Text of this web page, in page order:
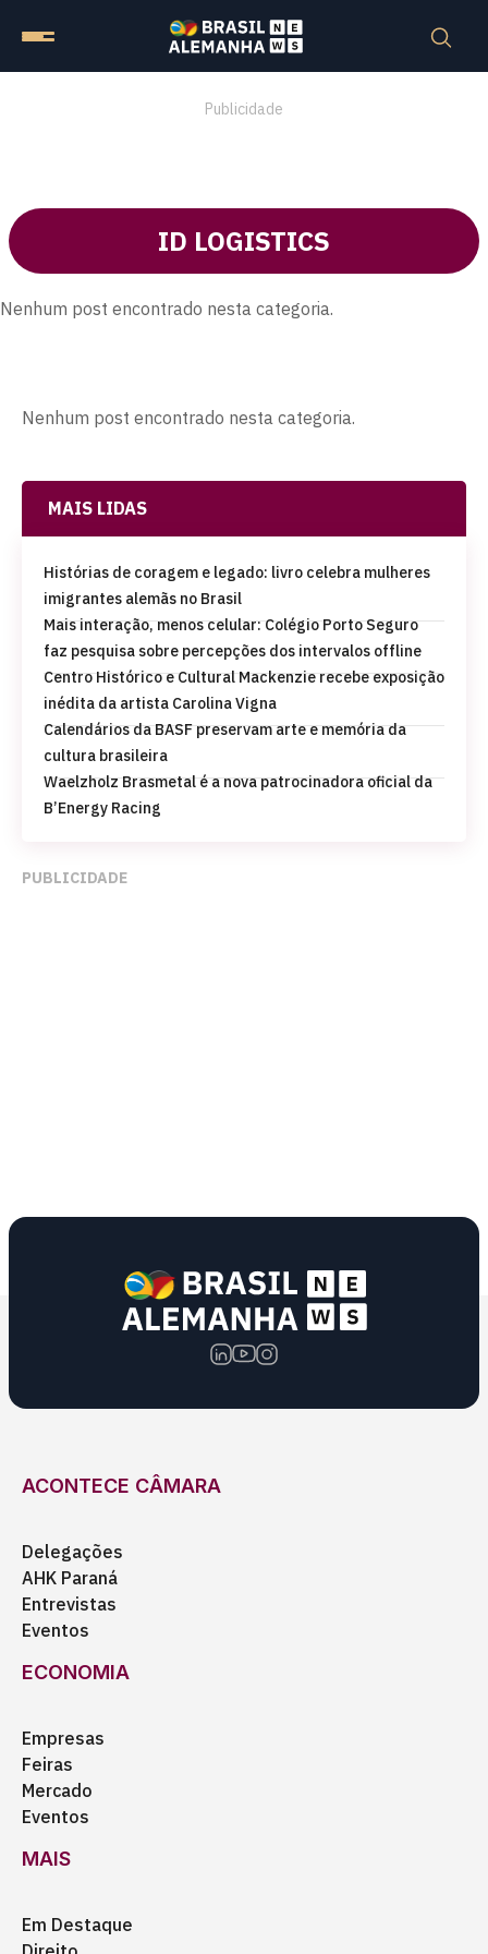
Publicidade
ID LOGISTICS
Nenhum post encontrado nesta categoria.
Nenhum post encontrado nesta categoria.
MAIS LIDAS
Histórias de coragem e legado: livro celebra mulheres
imigrantes alemãs no Brasil
Mais interação, menos celular: Colégio Porto Seguro
faz pesquisa sobre percepções dos intervalos offline
Centro Histórico e Cultural Mackenzie recebe exposição
inédita da artista Carolina Vigna
Calendários da BASF preservam arte e memória da
cultura brasileira
Waelzholz Brasmetal é a nova patrocinadora oficial da
B’Energy Racing
PUBLICIDADE
ACONTECE CÂMARA
Delegações
AHK Paraná
Entrevistas
Eventos
ECONOMIA
Empresas
Feiras
Mercado
Eventos
MAIS
Em Destaque